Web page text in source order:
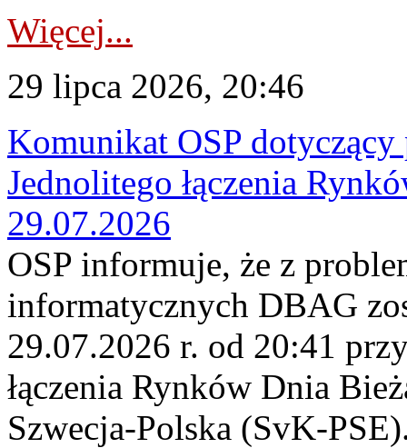
Więcej...
29 lipca 2026, 20:46
Komunikat OSP
Jednolitego łączenia
29.07.2026
OSP informuje, że z
informatycznych DBAG
29.07.2026 r. od 20:41
łączenia Rynków Dnia
Szwecja-Polska (SvK-